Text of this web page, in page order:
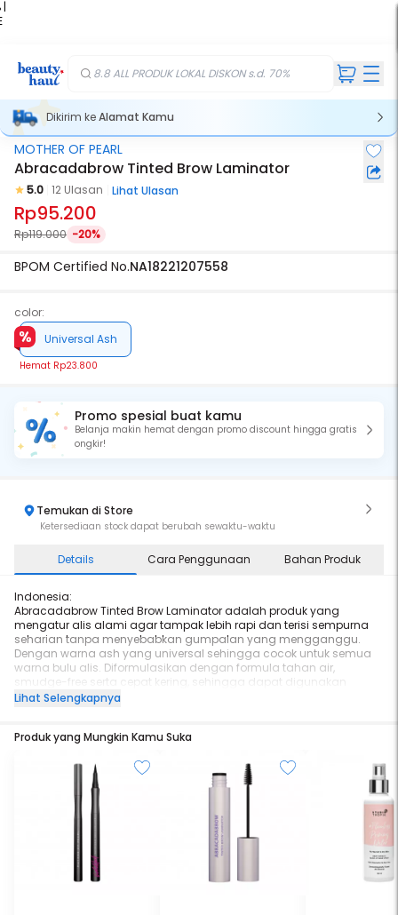
|
8.8 ALL PRODUK LOKAL DISKON s.d. 70%
Dikirim keAlamat Kamu
MOTHER OF PEARL
Abracadabrow Tinted Brow Laminator
5.0 12 Ulasan Lihat Ulasan
Rp95.200
Rp119.000 -20%
BPOM Certified No.NA18221207558
color:
Universal Ash
Hemat Rp23.800
Promo spesial buat kamu
Belanja makin hemat dengan promo discount hingga gratis
ongkir!
Temukan di Store
Ketersediaan stock dapat berubah sewaktu-waktu
Details Cara Penggunaan Bahan Produk
Indonesia:
Abracadabrow Tinted Brow Laminator adalah produk yang
mengatur alis alami agar tampak lebih rapi dan terisi sempurna
seharian tanpa menyebabkan gumpalan yang mengganggu.
Dengan warna ash yang universal sehingga cocok untuk semua
warna bulu alis. Diformulasikan dengan formula tahan air,
smudge-free serta cepat kering, sehingga dapat digunakan
sendiri atau untuk melapisi di atas produk alis lainnya untuk
produk.
Abracadabrow Tinted Brow Laminator is a product that sets natural
brows for a perfectly filled look all day without causing clumps. With
a universal ash color that is suitable for all eyebrow hair colors.
Formulated with a water-resistant, smudge-free, and quick-drying
formula, so it can be used alone or to layer over other brow products
for a natural look.
Attention: Use an oil based cleanser to remove the product.
Lihat Selengkapnya
Produk yang Mungkin Kamu Suka